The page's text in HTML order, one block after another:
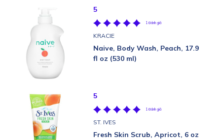
5
1 Đánh giá
KRACIE
Naive, Body Wash, Peach, 17.9
fl oz (530 ml)
5
1 Đánh giá
ST. IVES
Fresh Skin Scrub, Apricot, 6 oz